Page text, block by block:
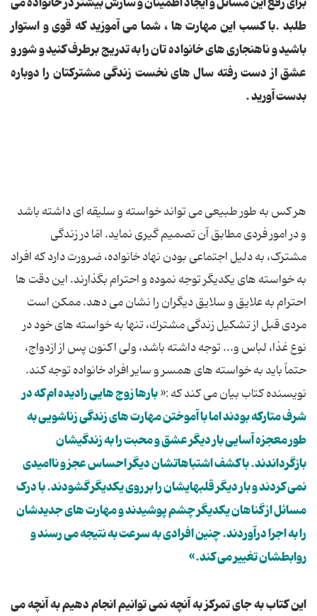
طلبد .با کسب این مهارت ها ، شما می آموزید که قوی و استوار
باشید و ناهنجاری های خانواده تان را به تدریج برطرف کنید و شور و
عشق از دست رفته سال های نخست زندگی مشترکتان را دوباره
بدست آورید .
هر كس به طور طبیعی می تواند خواسته و سلیقه ای داشته باشد
و در امور فردی مطابق آن تصمیم گیری نماید. امّا در زندگی
مشترک، به دلیل اجتماعی بودن نهاد خانواده، ضرورت دارد كه افراد
به خواسته های یكدیگر توجه نموده و احترام بگذارند. این دقت ها
احترام به علایق و سلایق دیگران را نشان می دهد. ممكن است
مردی قبل از تشكیل زندگی مشترك، تنها به خواسته های خود در
نوع غذا، لباس و... توجه داشته باشد، ولی اكنون پس از ازدواج،
حتماً باید به خواسته های همسر و سایر افراد خانواده توجه كند.
نویسنده کتاب بیان می کند که :«بارها زوج هایی رادیده ام که در
شرف متارکه بودند اما با آموختن مهارت های زندگی زناشویی به
طور معجزه آسایی بار دیگر عشق و محبت را به زندگیشان
بازگرداندند. با کشف اشتباهاتشان دیگر احساس عجز و ناامیدی
نمی کردند و بار دیگر قلبهایشان را بر روی یکدیگر گشودند. با درک
مسائل از گناهان یکدیگر چشم پوشیدند و مهارت های جدیدشان
را به اجرا درآوردند.چنین افرادی به سرعت به نتیجه می رسند و
روابطشان تغییر می کند.»
این کتاب به جای تمرکز به آنچه نمی توانیم انجام دهیم به آنچه می